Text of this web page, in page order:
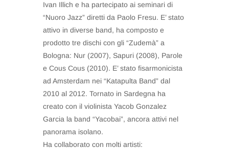
Ivan Illich e ha partecipato ai seminari di
“Nuoro Jazz” diretti da Paolo Fresu. E’ stato
attivo in diverse band, ha composto e
prodotto tre dischi con gli “Zudemà” a
Bologna: Nur (2007), Sapuri (2008), Parole
e Cous Cous (2010). E’ stato fisarmonicista
ad Amsterdam nei “Katapulta Band” dal
2010 al 2012. Tornato in Sardegna ha
creato con il violinista Yacob Gonzalez
Garcia la band “Yacobai”, ancora attivi nel
panorama isolano.
Ha collaborato con molti artisti: